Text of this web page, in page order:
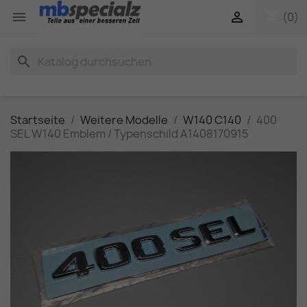
 (0)

search
Startseite Weitere Modelle W140 C140
400
SEL W140 Emblem / Typenschild A1408170915